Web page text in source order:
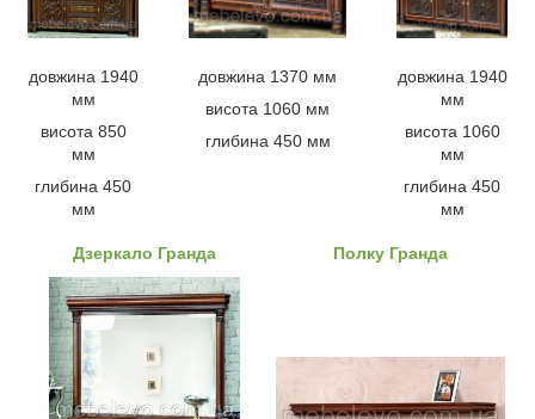
довжина 1940
мм
висота 850
мм
глибина 450
мм
довжина 1370 мм
висота 1060 мм
глибина 450 мм
довжина 1940
мм
висота 1060
мм
глибина 450
мм
Дзеркало Гранда Полку Гранда